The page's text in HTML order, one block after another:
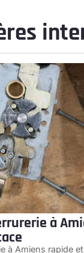
à
à Amiens rapide